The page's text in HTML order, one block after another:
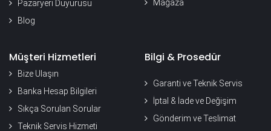
Pazaryeri Duyurusu
Blog
Mağaza
Müşteri Hizmetleri
Bize Ulaşın
Banka Hesap Bilgileri
Sıkça Sorulan Sorular
Teknik Servis Hizmeti
Bilgi & Prosedür
Garanti ve Teknik Servis
İptal & İade ve Değişim
Gönderim ve Teslimat